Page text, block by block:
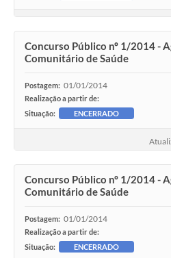
Concurso Público nº 1/2014 -
Comunitário de Saúde
Postagem: 01/01/2014
Realização a partir de:
Situação:
ENCERRADO
Concurso Público nº 1/2014 -
Comunitário de Saúde
Postagem: 01/01/2014
Realização a partir de:
Situação:
ENCERRADO